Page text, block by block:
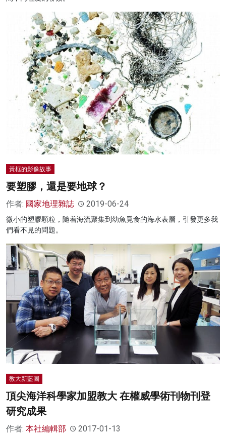
黃框的影像故事
要塑膠，還是要地球？
作者: 國家地理雜誌 2019-06-24
微小的塑膠顆粒，隨着海流聚集到幼魚覓食的海水表層，引發更多我
們看不見的問題。
教大新藍圖
頂尖海洋科學家加盟教大 在權威學術刊物刊登
研究成果
作者: 本社編輯部 2017-01-13